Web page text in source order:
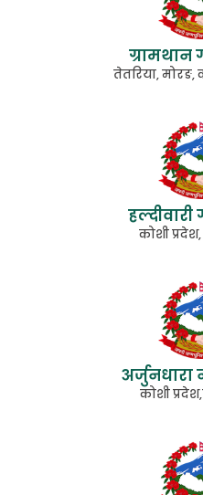
ग्रामथान
तेतरिया, मोरङ,
कोशी
कोशी